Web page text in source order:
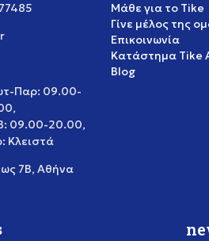
Παρ: 09.00-
09.00-20.00,
Κλειστά
7Β, Αθήνα
Μάθε για το Tike
Γίνε μέλος της
Επικοινωνία
Κατάστημα Tike
Blog